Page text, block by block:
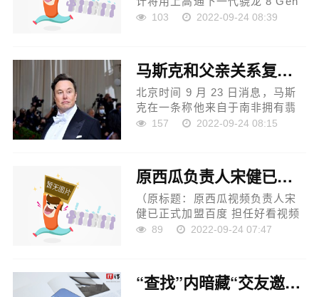
2 芯片，@数码闲聊站 称骁龙 8
础上再提升，极限性能已经可
以...
103 2022-09-24 08:39
马斯克和父亲关系复杂，承认小时候家里有矿
北京时间 9 月 23 日消息，马斯
克在一条称他来自于南非拥有翡
翠矿的家庭的推文时说，他拥有
几岁的马斯克曾经口袋里...
157 2022-09-24 08:15
原西瓜负责人宋健已正式加盟百度担任好看总经理
（原标题：原西瓜视频负责人宋
健已正式加盟百度 担任好看视频
总经理） 第一财经记者今日获
盟百度，担任好看视频总...
89 2022-09-24 07:47
“查找”内暗藏“交友邀请”苹果iPhone手机多功能现骚扰推送